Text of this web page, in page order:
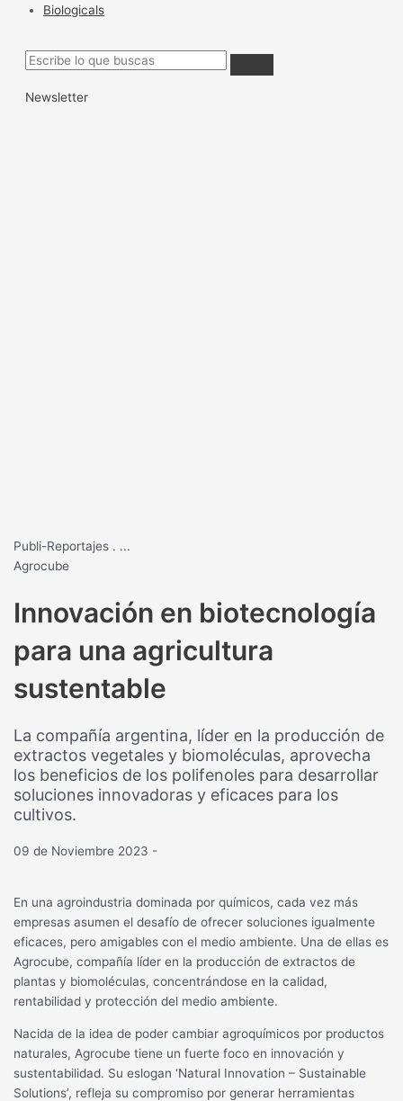
Biologicals
Newsletter
Publi-Reportajes . ...
Agrocube
Innovación en biotecnología
para una agricultura
sustentable
La compañía argentina, líder en la producción de
extractos vegetales y biomoléculas, aprovecha
los beneficios de los polifenoles para desarrollar
soluciones innovadoras y eficaces para los
cultivos.
09 de Noviembre 2023 -
En una agroindustria dominada por químicos, cada vez más
empresas asumen el desafío de ofrecer soluciones igualmente
eficaces, pero amigables con el medio ambiente. Una de ellas es
Agrocube, compañía líder en la producción de extractos de
plantas y biomoléculas, concentrándose en la calidad,
rentabilidad y protección del medio ambiente.
Nacida de la idea de poder cambiar agroquímicos por productos
naturales, Agrocube tiene un fuerte foco en innovación y
sustentabilidad. Su eslogan ‘Natural Innovation – Sustainable
Solutions’, refleja su compromiso por generar herramientas